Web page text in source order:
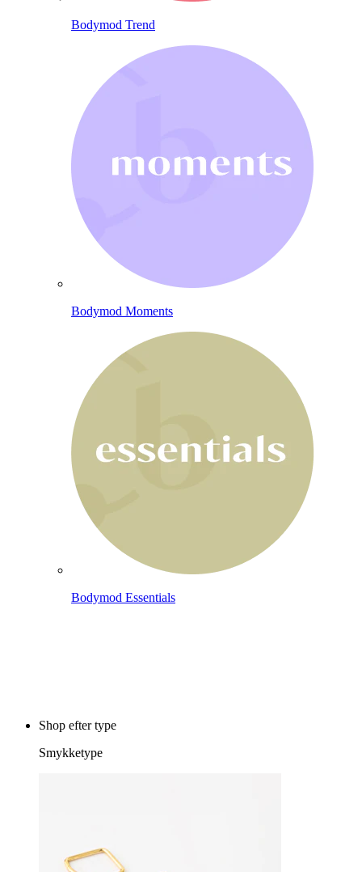
Bodymod Trend
Bodymod Moments
Bodymod Essentials
Shop efter type
Smykketype